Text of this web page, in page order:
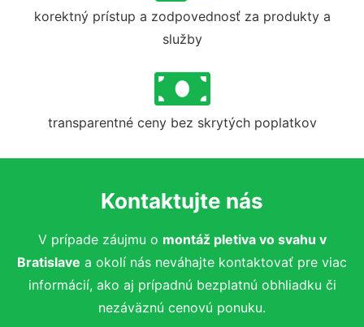
korektný prístup a zodpovednosť za produkty a
služby
transparentné ceny bez skrytých poplatkov
Kontaktujte nás
V prípade záujmu o montáž pletiva vo svahu v
Bratislave a okolí nás neváhajte kontaktovať pre viac
informácií, ako aj prípadnú bezplatnú obhliadku či
nezáväznú cenovú ponuku.